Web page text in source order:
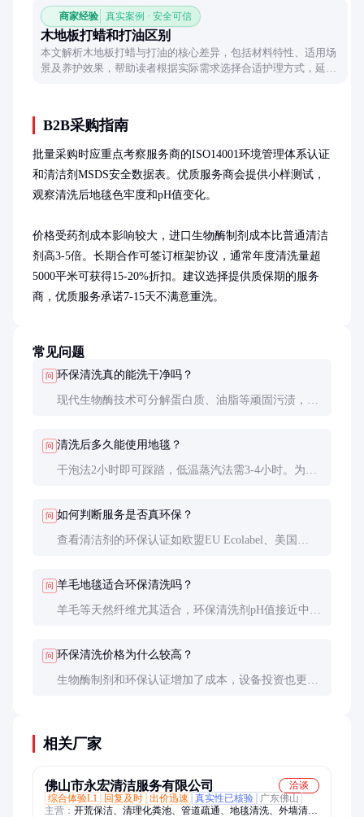
商家经验 真实案例 · 安全可信
木地板打蜡和打油区别
本文解析木地板打蜡与打油的核心差异，包括材料特性、适用场
景及养护效果，帮助读者根据实际需求选择合适护理方式，延长
B2B采购指南
批量采购时应重点考察服务商的ISO14001环境管理体系认证
和清洁剂MSDS安全数据表。优质服务商会提供小样测试，
观察清洗后地毯色牢度和pH值变化。
价格受药剂成本影响较大，进口生物酶制剂成本比普通清洁
剂高3-5倍。长期合作可签订框架协议，通常年度清洗量超
5000平米可获得15-20%折扣。建议选择提供质保期的服务
商，优质服务承诺7-15天不满意重洗。
常见问题
问 环保清洗真的能洗干净吗？
现代生物酶技术可分解蛋白质、油脂等顽固污渍，配
问 清洗后多久能使用地毯？
干泡法2小时即可踩踏，低温蒸汽法需3-4小时。为保
问 如何判断服务是否真环保？
查看清洁剂的环保认证如欧盟EU Ecolabel、美国
问 羊毛地毯适合环保清洗吗？
羊毛等天然纤维尤其适合，环保清洗剂pH值接近中
问 环保清洗价格为什么较高？
生物酶制剂和环保认证增加了成本，设备投资也更
相关厂家
佛山市永宏清洁服务有限公司
洽谈
综合体验L1
回复及时 出价迅速 真实性已核验
广东佛山
主营： 开荒保洁、清理化粪池、管道疏通、地毯清洗、外墙清